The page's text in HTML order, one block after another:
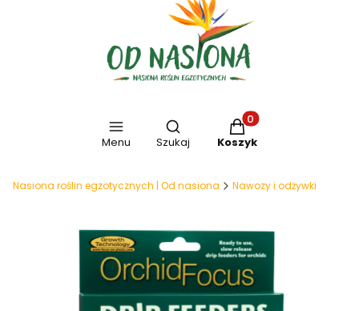
Menu
Otwórz wyszukiwarkę
Szukaj
Produkty w
Koszyk
Nasiona roślin egzotycznych | Od nasiona Nawozy i odżywki